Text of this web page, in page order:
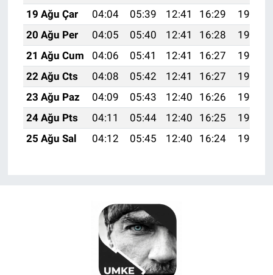
19 Ağu Çar
04:04 05:39 12:41 16:29
19:34
20 Ağu Per
04:05 05:40 12:41 16:28
19:32
21 Ağu Cum
04:06 05:41 12:41 16:27
19:31
22 Ağu Cts
04:08 05:42 12:41 16:27
19:29
23 Ağu Paz
04:09 05:43 12:40 16:26
19:28
24 Ağu Pts
04:11 05:44 12:40 16:25
19:26
25 Ağu Sal
04:12 05:45 12:40 16:24 19:25